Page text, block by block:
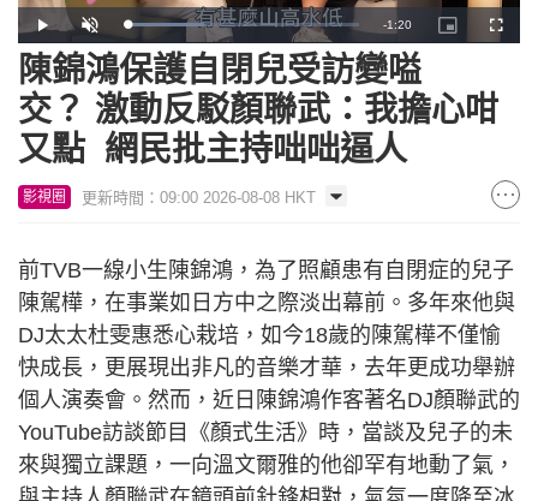
Play Unmute Loaded:
33.54%
Remaining
Time
-1:20
Picture-
in-
陳錦鴻保護自閉兒受訪變嗌
交？ 激動反駁顏聯武：我擔心咁
又點 網民批主持咄咄逼人
影視圈 更新時間：09:00 2026-08-08 HKT
前TVB一線小生陳錦鴻，為了照顧患有自閉症的兒子
陳駕樺，在事業如日方中之際淡出幕前。多年來他與
DJ太太杜雯惠悉心栽培，如今18歲的陳駕樺不僅愉
快成長，更展現出非凡的音樂才華，去年更成功舉辦
個人演奏會。然而，近日陳錦鴻作客著名DJ顏聯武的
YouTube訪談節目《顏式生活》時，當談及兒子的未
來與獨立課題，一向溫文爾雅的他卻罕有地動了氣，